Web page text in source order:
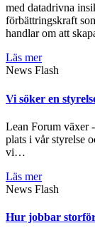
med datadrivna
förbättringskraft
handlar om att
Läs mer
News Flash
Vi söker en
Lean Forum växer
plats i vår styrelse
vi…
Läs mer
News Flash
Hur jobbar